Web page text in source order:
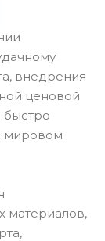
внедрения
ценовой
быстро
мировом
материалов,